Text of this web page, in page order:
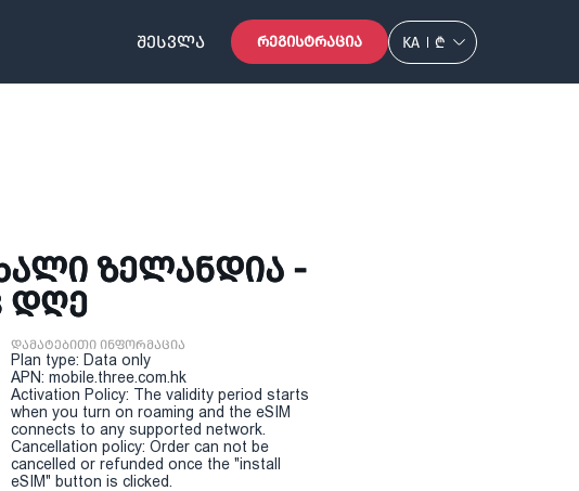
ᲨᲔᲡᲕᲚᲐ ᲠᲔᲒᲘᲡᲢᲠᲐᲪᲘᲐ KA ₾
ᲖᲔᲚᲐᲜᲓᲘᲐ -
ᲓᲦᲔ
დამატებითი ინფორმაცია
Plan type: Data only
APN: mobile.three.com.hk
Activation Policy: The validity period starts
when you turn on roaming and the eSIM
connects to any supported network.
Cancellation policy: Order can not be
cancelled or refunded once the "install
eSIM" button is clicked.